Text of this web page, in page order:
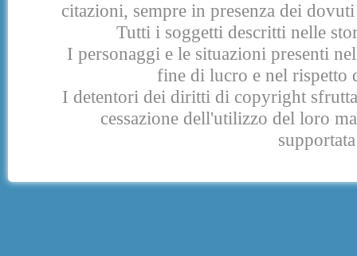
citazioni, sempre in presenza dei
Tutti i soggetti descritti nelle
I personaggi e le situazioni presenti
fine di lucro e nel rispetto
I detentori dei diritti di copyright
cessazione dell'utilizzo del loro